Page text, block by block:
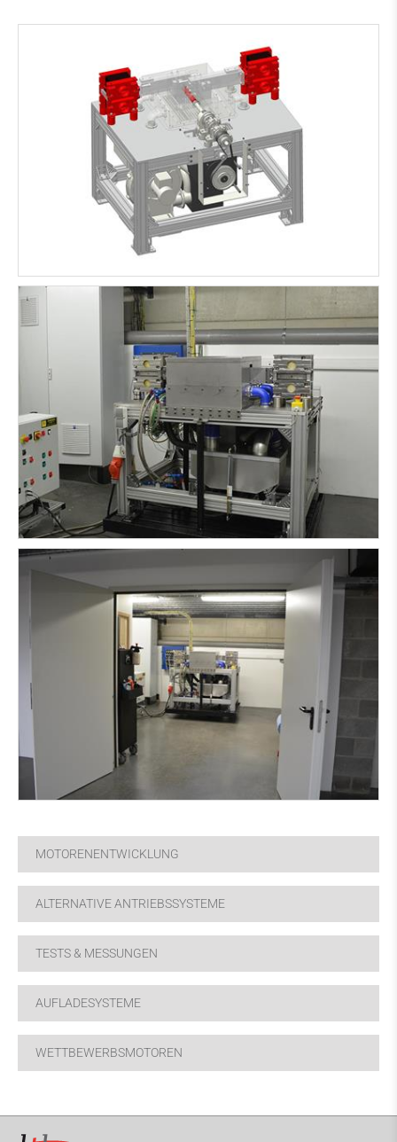
MOTORENENTWICKLUNG
ALTERNATIVE ANTRIEBSSYSTEME
TESTS & MESSUNGEN
AUFLADESYSTEME
WETTBEWERBSMOTOREN